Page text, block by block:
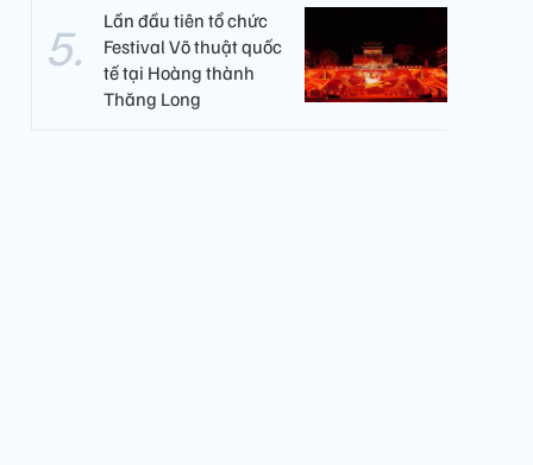
Lần đầu tiên tổ chức
Festival Võ thuật quốc
tế tại Hoàng thành
Thăng Long